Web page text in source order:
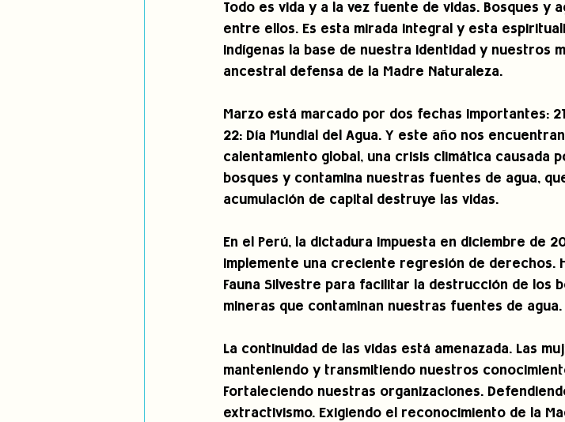
Todo es vida y a la vez fuente de vidas. Bosques y
entre ellos. Es esta mirada integral y esta
indígenas la base de nuestra identidad y nuestros
ancestral defensa de la Madre Naturaleza.
Marzo está marcado por dos fechas importantes:
22: Día Mundial del Agua. Y este año nos
calentamiento global, una crisis climática causada
bosques y contamina nuestras fuentes de agua,
acumulación de capital destruye las vidas.
En el Perú, la dictadura impuesta en diciembre de
implemente una creciente regresión de derechos.
Fauna Silvestre para facilitar la destrucción de los
mineras que contaminan nuestras fuentes de agua.
La continuidad de las vidas está amenazada. Las
manteniendo y transmitiendo nuestros
Fortaleciendo nuestras organizaciones.
extractivismo. Exigiendo el reconocimiento de la